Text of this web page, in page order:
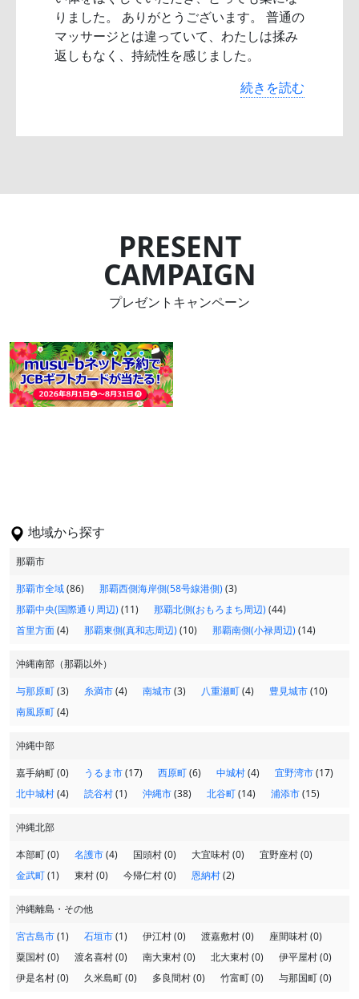
りました。 ありがとうございます。 普通の
マッサージとは違っていて、わたしは揉み
返しもなく、持続性を感じました。
続きを読む
PRESENT
CAMPAIGN
プレゼントキャンペーン
地域から探す
那覇市
那覇市全域(86) 那覇西側海岸側(58号線港側)(3)
那覇中央(国際通り周辺)(11) 那覇北側(おもろまち周辺)(44)
首里方面(4) 那覇東側(真和志周辺)(10) 那覇南側(小禄周辺)(14)
沖縄南部（那覇以外）
与那原町(3) 糸満市(4) 南城市(3) 八重瀬町(4) 豊見城市(10)
南風原町(4)
沖縄中部
嘉手納町 (0)
うるま市(17) 西原町(6) 中城村(4) 宜野湾市(17)
北中城村(4) 読谷村(1) 沖縄市(38) 北谷町(14) 浦添市(15)
沖縄北部
本部町 (0)
名護市(4) 国頭村 (0) 大宜味村 (0)
宜野座村 (0)
金武町(1) 東村 (0) 今帰仁村 (0) 恩納村(2)
沖縄離島・その他
宮古島市(1) 石垣市(1) 伊江村 (0) 渡嘉敷村 (0)
座間味村 (0)
粟国村 (0)
渡名喜村 (0) 南大東村 (0) 北大東村 (0)
伊平屋村 (0)
伊是名村 (0)
久米島町 (0) 多良間村 (0) 竹富町 (0) 与那国町 (0)